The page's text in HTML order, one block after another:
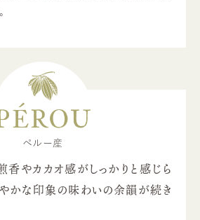
ペルー産
香やカカオ感がしっかりと感じら
かな印象の味わいの余韻が続き